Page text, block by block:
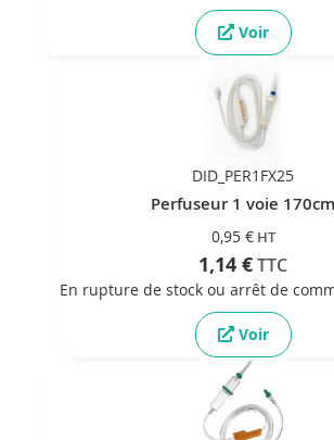
Voir
DID_PER1FX25
Perfuseur 1 voie 170cm
0,95 €
1,14 €
En rupture de stock ou arrêt de
Voir